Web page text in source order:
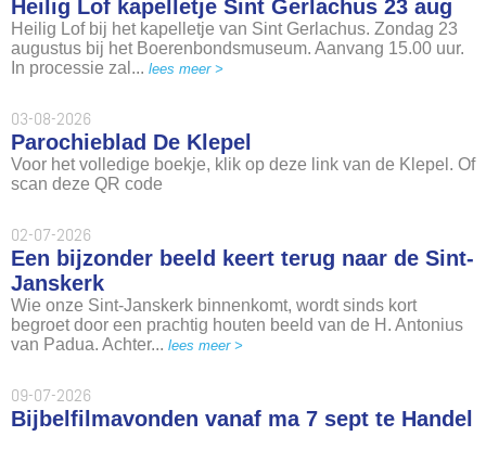
Heilig Lof kapelletje Sint Gerlachus 23 aug
Heilig Lof bij het kapelletje van Sint Gerlachus. Zondag 23
augustus bij het Boerenbondsmuseum. Aanvang 15.00 uur.
In processie zal... lees meer >
03-08-2026
Parochieblad De Klepel
Voor het volledige boekje, klik op deze link van de Klepel. Of
scan deze QR code
02-07-2026
Een bijzonder beeld keert terug naar de Sint-
Janskerk
Wie onze Sint-Janskerk binnenkomt, wordt sinds kort
begroet door een prachtig houten beeld van de H. Antonius
van Padua. Achter... lees meer >
09-07-2026
Bijbelfilmavonden vanaf ma 7 sept te Handel